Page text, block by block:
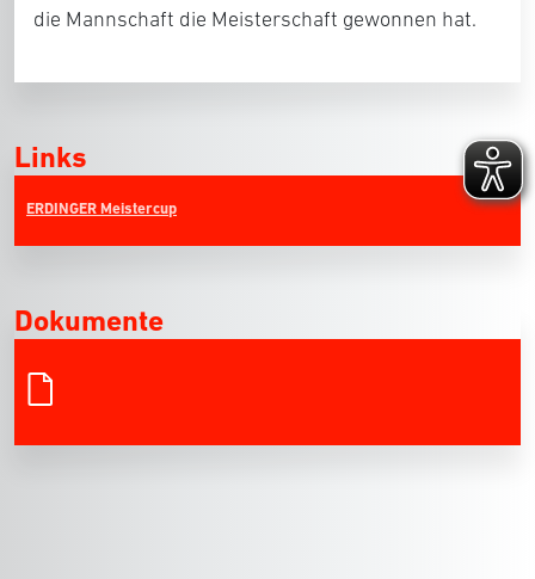
die Mannschaft die Meisterschaft gewonnen hat.
Links
ERDINGER Meistercup
Dokumente